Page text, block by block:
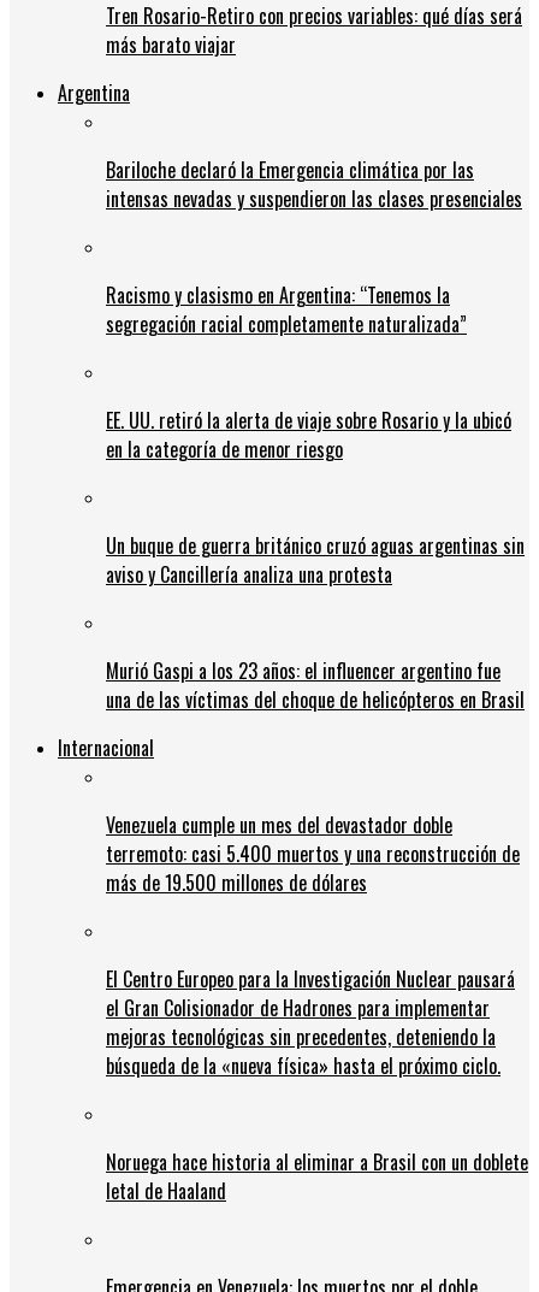
Tren Rosario-Retiro con precios variables: qué días será
más barato viajar
Argentina
Bariloche declaró la Emergencia climática por las
intensas nevadas y suspendieron las clases presenciales
Racismo y clasismo en Argentina: “Tenemos la
segregación racial completamente naturalizada”
EE. UU. retiró la alerta de viaje sobre Rosario y la ubicó
en la categoría de menor riesgo
Un buque de guerra británico cruzó aguas argentinas sin
aviso y Cancillería analiza una protesta
Murió Gaspi a los 23 años: el influencer argentino fue
una de las víctimas del choque de helicópteros en Brasil
Internacional
Venezuela cumple un mes del devastador doble
terremoto: casi 5.400 muertos y una reconstrucción de
más de 19.500 millones de dólares
El Centro Europeo para la Investigación Nuclear pausará
el Gran Colisionador de Hadrones para implementar
mejoras tecnológicas sin precedentes, deteniendo la
búsqueda de la «nueva física» hasta el próximo ciclo.
Noruega hace historia al eliminar a Brasil con un doblete
letal de Haaland